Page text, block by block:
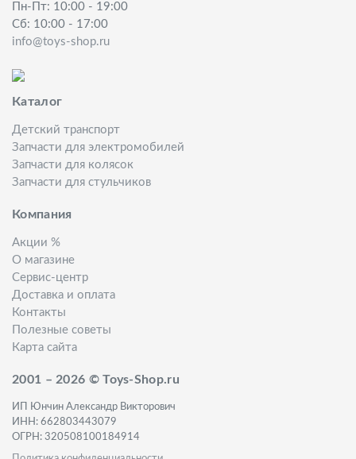
Пн-Пт: 10:00 - 19:00
Сб: 10:00 - 17:00
info@toys-shop.ru
Каталог
Детский транспорт
Запчасти для электромобилей
Запчасти для колясок
Запчасти для стульчиков
Компания
Акции %
О магазине
Сервис-центр
Доставка и оплата
Контакты
Полезные советы
Карта сайта
2001 – 2026 © Toys-Shop.ru
ИП Юнчин Александр Викторович
ИНН: 662803443079
ОГРН: 320508100184914